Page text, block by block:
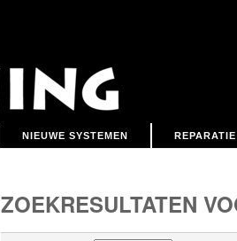
NIEUWE SYSTEMEN REPARATIE
ZOEKRESULTATEN